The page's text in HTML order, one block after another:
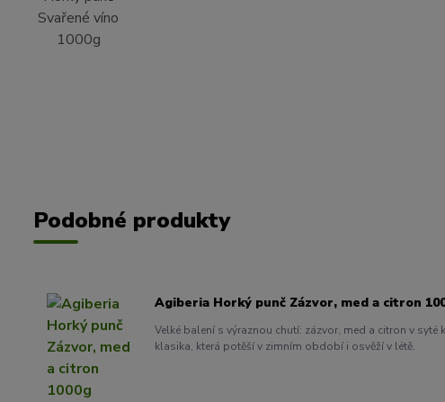
Podobné produkty
Agiberia Horký punč Zázvor, med a citron
Velké balení s výraznou chutí: zázvor, med a citron v syté
klasika, která potěší v zimním období i osvěží v létě.